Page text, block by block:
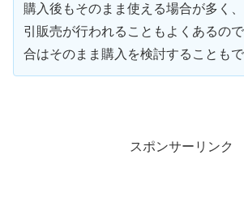
購入後もそのまま使える場合が多く
引販売が行われることもよくあるの
合はそのまま購入を検討することもで
スポンサーリンク